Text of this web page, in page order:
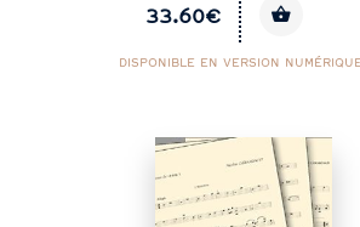
33.60€
DISPONIBLE EN VERSION NUMÉRIQUE